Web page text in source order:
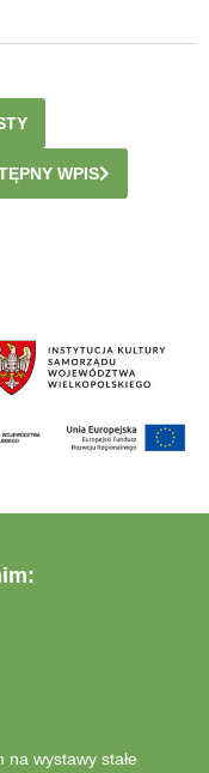
WPIS
na wystawy stałe